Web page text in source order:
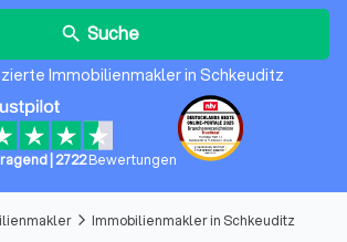
search Suche
Immobilienmakler in Schkeuditz
| 2722 Bewertungen
arrow_forward_ios Immobilienmakler in Schkeuditz